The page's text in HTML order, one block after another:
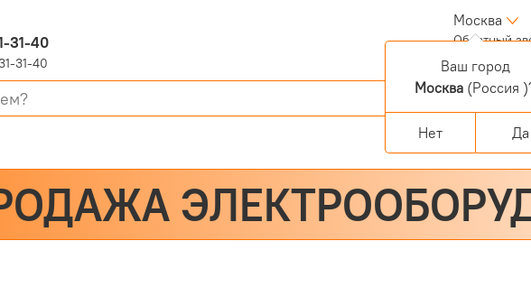
31-40
31-40
Москва
Обратный
Ваш город
Москва (Россия
Нет Да